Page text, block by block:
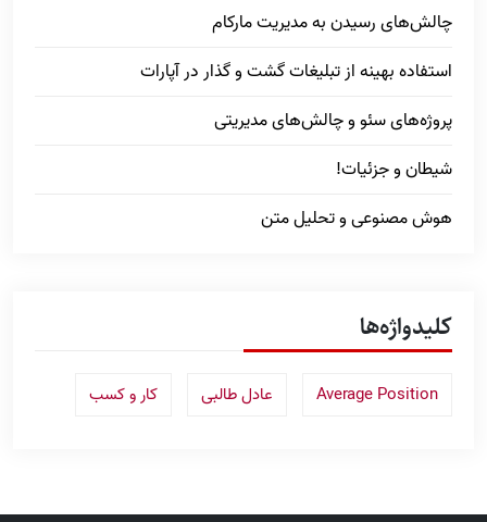
چالش‌های رسیدن به مدیریت مارکام
استفاده بهینه از تبلیغات گشت و گذار در آپارات
پروژه‌های سئو و چالش‌های مدیریتی
شیطان و جزئیات!
هوش مصنوعی و تحلیل متن
کلیدواژه‌ها
Average Position عادل طالبی کار و کسب